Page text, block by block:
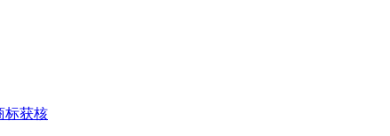
标获核